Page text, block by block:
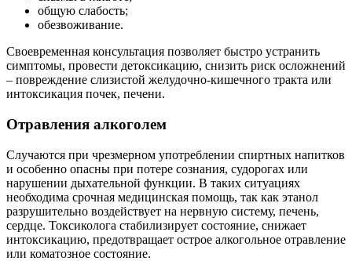
общую слабость;
обезвоживание.
Своевременная консультация позволяет быстро устранить
симптомы, провести детоксикацию, снизить риск осложнений
– повреждение слизистой желудочно-кишечного тракта или
интоксикация почек, печени.
Отравления алкоголем
Случаются при чрезмерном употреблении спиртных напитков
и особенно опасны при потере сознания, судорогах или
нарушении дыхательной функции. В таких ситуациях
необходима срочная медицинская помощь, так как этанол
разрушительно воздействует на нервную систему, печень,
сердце. Токсиколога стабилизирует состояние, снижает
интоксикацию, предотвращает острое алкогольное отравление
или коматозное состояние.